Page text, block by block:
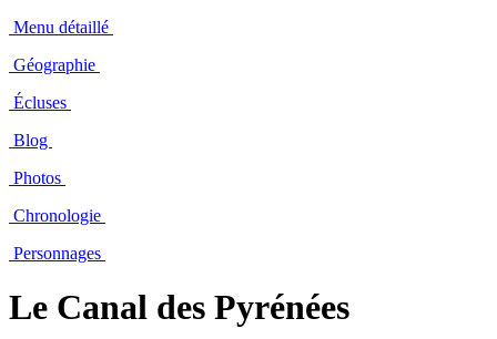
Menu détaillé
Géographie
Écluses
Blog
Photos
Chronologie
Personnages
Le Canal des Pyrénées